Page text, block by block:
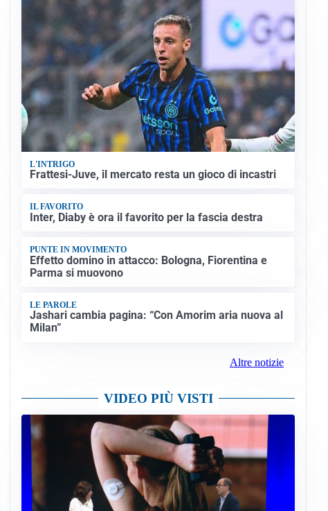
L'INTRIGO
Frattesi-Juve, il mercato resta un gioco di incastri
IL FAVORITO
Inter, Diaby è ora il favorito per la fascia destra
PUNTE IN MOVIMENTO
Effetto domino in attacco: Bologna, Fiorentina e
Parma si muovono
LE PAROLE
Jashari cambia pagina: “Con Amorim aria nuova al
Milan”
Altre notizie
VIDEO PIÙ VISTI